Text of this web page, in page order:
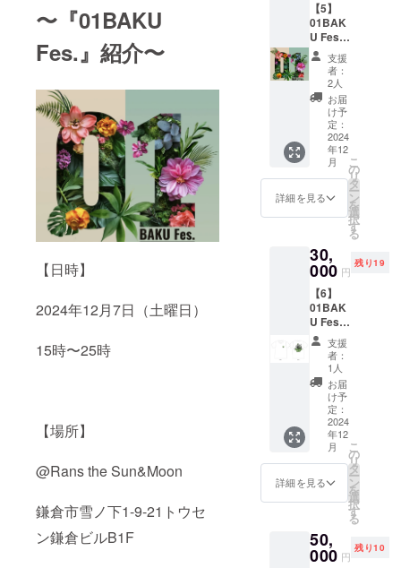
〜『01BAKU
Fes.』紹介〜
【日時】
2024年12月7日（土曜日）
15時〜25時
【場所】
@Rans the Sun&Moon
鎌倉市雪ノ下1-9-21トウセ
ン鎌倉ビルB1F
（イベ
ント限
定ス
テッ
カー付
き、1
点）
（ス
テッ
カー
size5c
シャツ
サイズ
S.M.L.X
Lよりお
選び下
さい。
（ボ
ディは
ビック
シル
エット
になり
ます）
カラー
は白、
い。
【5】
01BAK
U Fes.
応援支
援Aプラ
ン
僕た
ちのマ
インド
に共感
して下
さり
応
援、支
頂ける
方に。
（イベ
ント終
了後、
感謝
メッ
セージ1
点）
支援
者：
2人
お届
け予
定：
2024
年12
月
詳細を見る
こ
の
リ
タ
ー
ン
を
選
択
す
る
30,
000 円
残り19
【6】
01BAK
U Fes.
応援支
援Bプラ
僕た
ちのマ
インド
に共感
して下
さり
応
援、支
頂ける
方に。
支援
者：
1人
お届
け予
定：
2024
年12
月
詳細を見る
こ
の
リ
タ
ー
ン
を
選
択
す
る
50,
000 円
残り10